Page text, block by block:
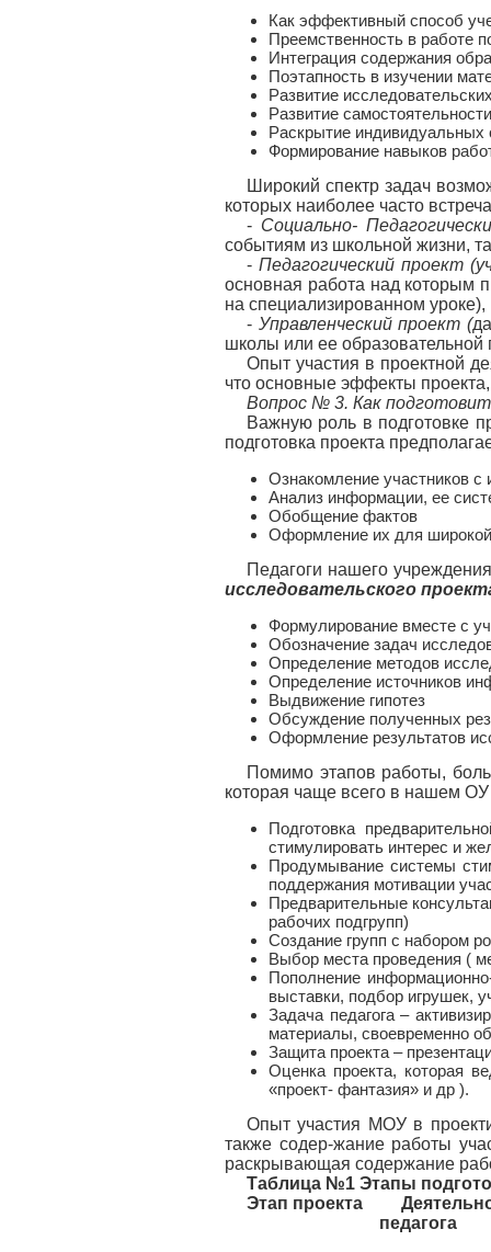
Как эффективный способ
Преемственность в работе
Интеграция содержания
Поэтапность в изучении
Развитие
Развитие
Раскрытие индивидуальных
Формирование навыков
Широкий спектр задач
которых наиболее часто
- Социально-
событиям из школьной жизни,
-Педагогический проект
основная работа над которым
на специализированном уроке),
- Управленческий проект (
школы или ее
Опыт участия в проектной
что основные эффекты
Вопрос № 3. Как
Важную роль в подготовке
подготовка проекта
Ознакомление участников с
Анализ информации, ее
Обобщение фактов
Оформление их для
Педагоги нашего
исследовательского
Формулирование вместе с
Обозначение задач
Определение методов
Определение источников
Выдвижение гипотез
Обсуждение полученных
Оформление результатов
Помимо этапов работы,
которая чаще всего в нашем
Подготовка
стимулировать интерес и
Продумывание системы
поддержания мотивации
Предварительные
рабочих подгрупп)
Создание групп с набором
Выбор места проведения (
Пополнение
выставки, подбор игрушек,
Задача педагога –
материалы, своевременно
Защита проекта –
Оценка проекта, которая
«проект- фантазия» и др ).
Опыт участия МОУ в
также содер-жание работы
раскрывающая содержание
Таблица №1 Этапы
Этап проекта
педагога